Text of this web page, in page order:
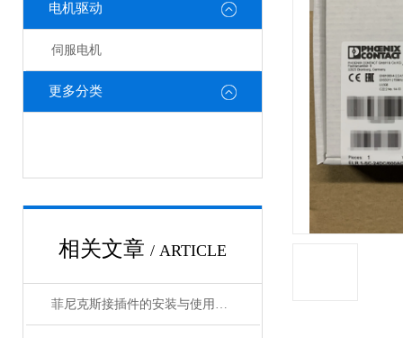
电机驱动
伺服电机
更多分类
相关文章 / ARTICLE
菲尼克斯接插件的安装与使用技巧